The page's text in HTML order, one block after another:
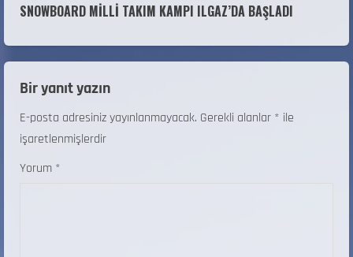
SNOWBOARD MİLLİ TAKIM KAMPI ILGAZ’DA BAŞLADI
Bir yanıt yazın
E-posta adresiniz yayınlanmayacak. Gerekli alanlar * ile
işaretlenmişlerdir
Yorum *